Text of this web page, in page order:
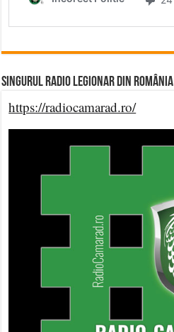
Singurul Radio Legionar din România
https://radiocamarad.ro/